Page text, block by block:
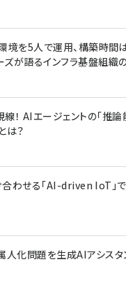
境を5人で運用、構築時間
が語るインフラ基盤組織
！ AIエージェントの「推論
は？
わせる「AI-driven IoT」
人化問題を生成AIアシス